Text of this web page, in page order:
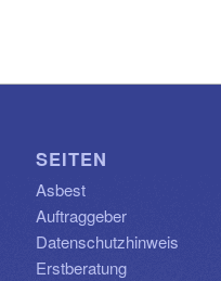
SEITEN
Asbest
Auftraggeber
Datenschutzhinweis
Erstberatung